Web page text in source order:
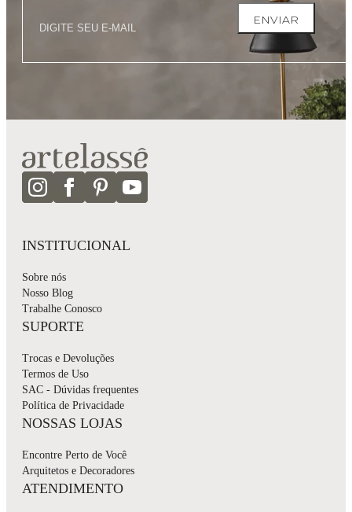
ENVIAR
INSTITUCIONAL
Sobre nós
Nosso Blog
Trabalhe Conosco
SUPORTE
Trocas e Devoluções
Termos de Uso
SAC - Dúvidas frequentes
Política de Privacidade
NOSSAS LOJAS
Encontre Perto de Você
Arquitetos e Decoradores
ATENDIMENTO